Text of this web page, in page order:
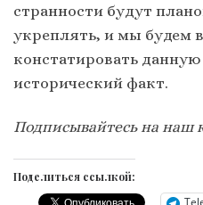
странности будут
укреплять, и мы будем
констатировать
исторический факт.
Подписывайтесь на наш
Поделиться ссылкой: